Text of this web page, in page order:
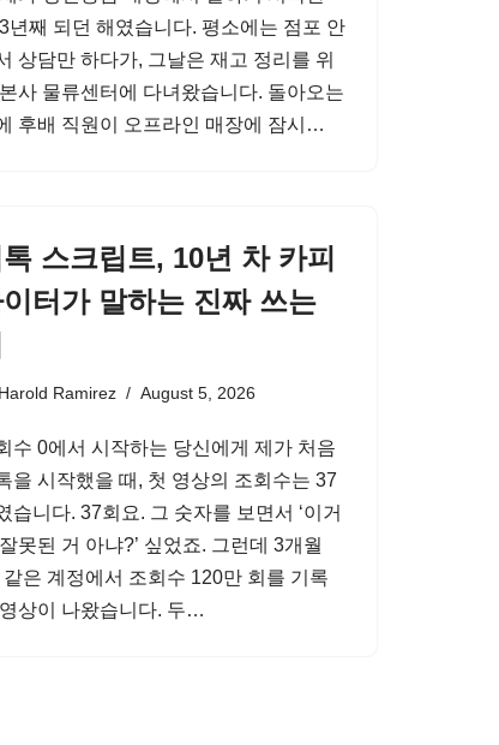
년째 되던 해였습니다. 평소에는 점포 안
상담만 하다가, 그날은 재고 정리를 위
사 물류센터에 다녀왔습니다. 돌아오는
후배 직원이 오프라인 매장에 잠시…
스크립트, 10년 차 카피
터가 말하는 진짜 쓰는
Harold Ramirez August 5, 2026
수 0에서 시작하는 당신에게 제가 처음
을 시작했을 때, 첫 영상의 조회수는 37
습니다. 37회요. 그 숫자를 보면서 ‘이거
못된 거 아냐?’ 싶었죠. 그런데 3개월
같은 계정에서 조회수 120만 회를 기록
상이 나왔습니다. 두…